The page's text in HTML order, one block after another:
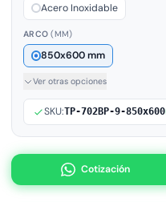
Acero Inoxidable
ARCO(MM)
850x600 mm
Ver otras opciones
SKU:TP-702BP-9-850x600
Cotización